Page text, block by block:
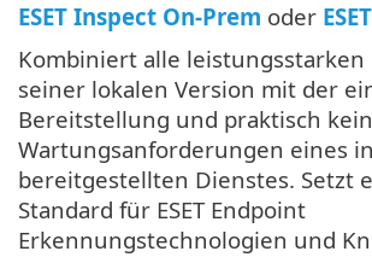
ESET Inspect On-Prem oder
Kombiniert alle leistungsstarken
seiner lokalen Version mit der
Bereitstellung und praktisch
Wartungsanforderungen eines
bereitgestellten Dienstes. Setzt
Standard für ESET Endpoint
Erkennungstechnologien und